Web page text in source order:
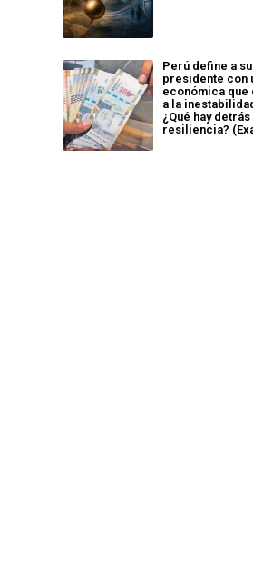
Perú define a
presidente con
económica
a la
¿Qué hay
resiliencia?